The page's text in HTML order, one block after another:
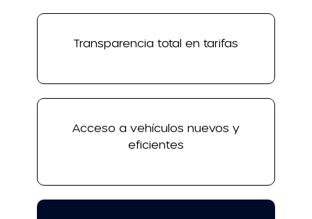
Transparencia total en tarifas
Acceso a vehículos nuevos y
eficientes